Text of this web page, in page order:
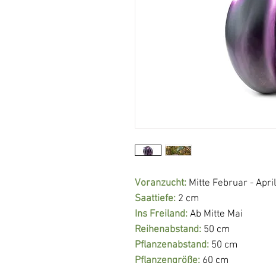
Voranzucht: Mitte Februar - April
Saattiefe: 2 cm
Ins Freiland: Ab Mitte Mai
Reihenabstand: 50 cm
Pflanzenabstand: 50 cm
Pflanzengröße: 60 cm